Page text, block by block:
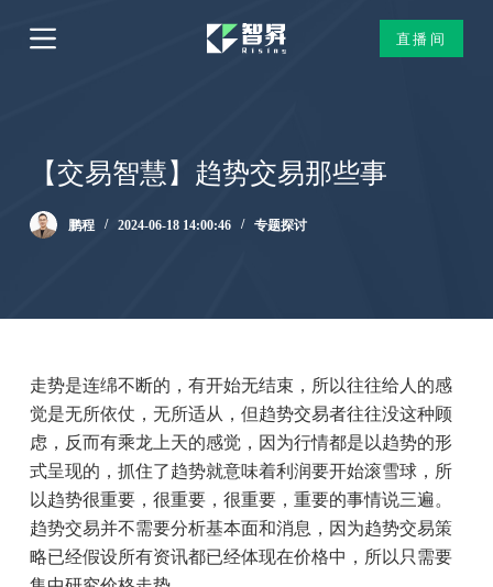
跳
过
直播间
【交易智慧】趋势交易那些事
鹏程 2024-06-18 14:00:46 专题探讨
走势是连绵不断的，有开始无结束，所以往往给人的感
觉是无所依仗，无所适从，但趋势交易者往往没这种顾
虑，反而有乘龙上天的感觉，因为行情都是以趋势的形
式呈现的，抓住了趋势就意味着利润要开始滚雪球，所
以趋势很重要，很重要，很重要，重要的事情说三遍。
趋势交易并不需要分析基本面和消息，因为趋势交易策
略已经假设所有资讯都已经体现在价格中，所以只需要